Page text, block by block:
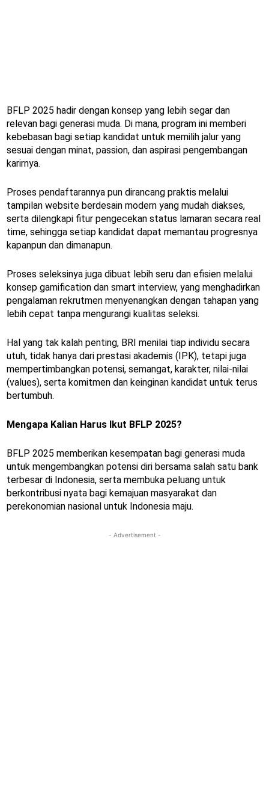
BFLP 2025 hadir dengan konsep yang lebih segar dan
relevan bagi generasi muda. Di mana, program ini memberi
kebebasan bagi setiap kandidat untuk memilih jalur yang
sesuai dengan minat, passion, dan aspirasi pengembangan
karirnya.
Proses pendaftarannya pun dirancang praktis melalui
tampilan website berdesain modern yang mudah diakses,
serta dilengkapi fitur pengecekan status lamaran secara real
time, sehingga setiap kandidat dapat memantau progresnya
kapanpun dan dimanapun.
Proses seleksinya juga dibuat lebih seru dan efisien melalui
konsep gamification dan smart interview, yang menghadirkan
pengalaman rekrutmen menyenangkan dengan tahapan yang
lebih cepat tanpa mengurangi kualitas seleksi.
Hal yang tak kalah penting, BRI menilai tiap individu secara
utuh, tidak hanya dari prestasi akademis (IPK), tetapi juga
mempertimbangkan potensi, semangat, karakter, nilai-nilai
(values), serta komitmen dan keinginan kandidat untuk terus
bertumbuh.
Mengapa Kalian Harus Ikut BFLP 2025?
BFLP 2025 memberikan kesempatan bagi generasi muda
untuk mengembangkan potensi diri bersama salah satu bank
terbesar di Indonesia, serta membuka peluang untuk
berkontribusi nyata bagi kemajuan masyarakat dan
perekonomian nasional untuk Indonesia maju.
- Advertisement -